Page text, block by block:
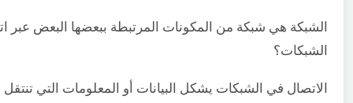
الشبكة هي شبكة من المكونات المرتبطة ببعضها البعض عبر
الشبكات؟
الاتصال في الشبكات يشكل البيانات أو المعلومات التي